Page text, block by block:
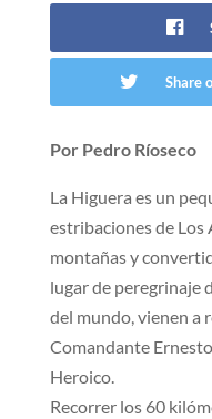
Share
Por Pedro Ríoseco
La Higuera es un
estribaciones de
montañas y
lugar de peregrinaje
del mundo, vienen a
Comandante
Heroico.
Recorrer los 60